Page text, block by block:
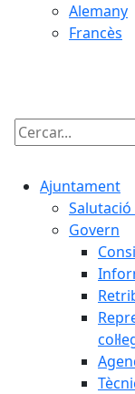
Alemany
Francès
Cercar:
Ajuntament
Govern